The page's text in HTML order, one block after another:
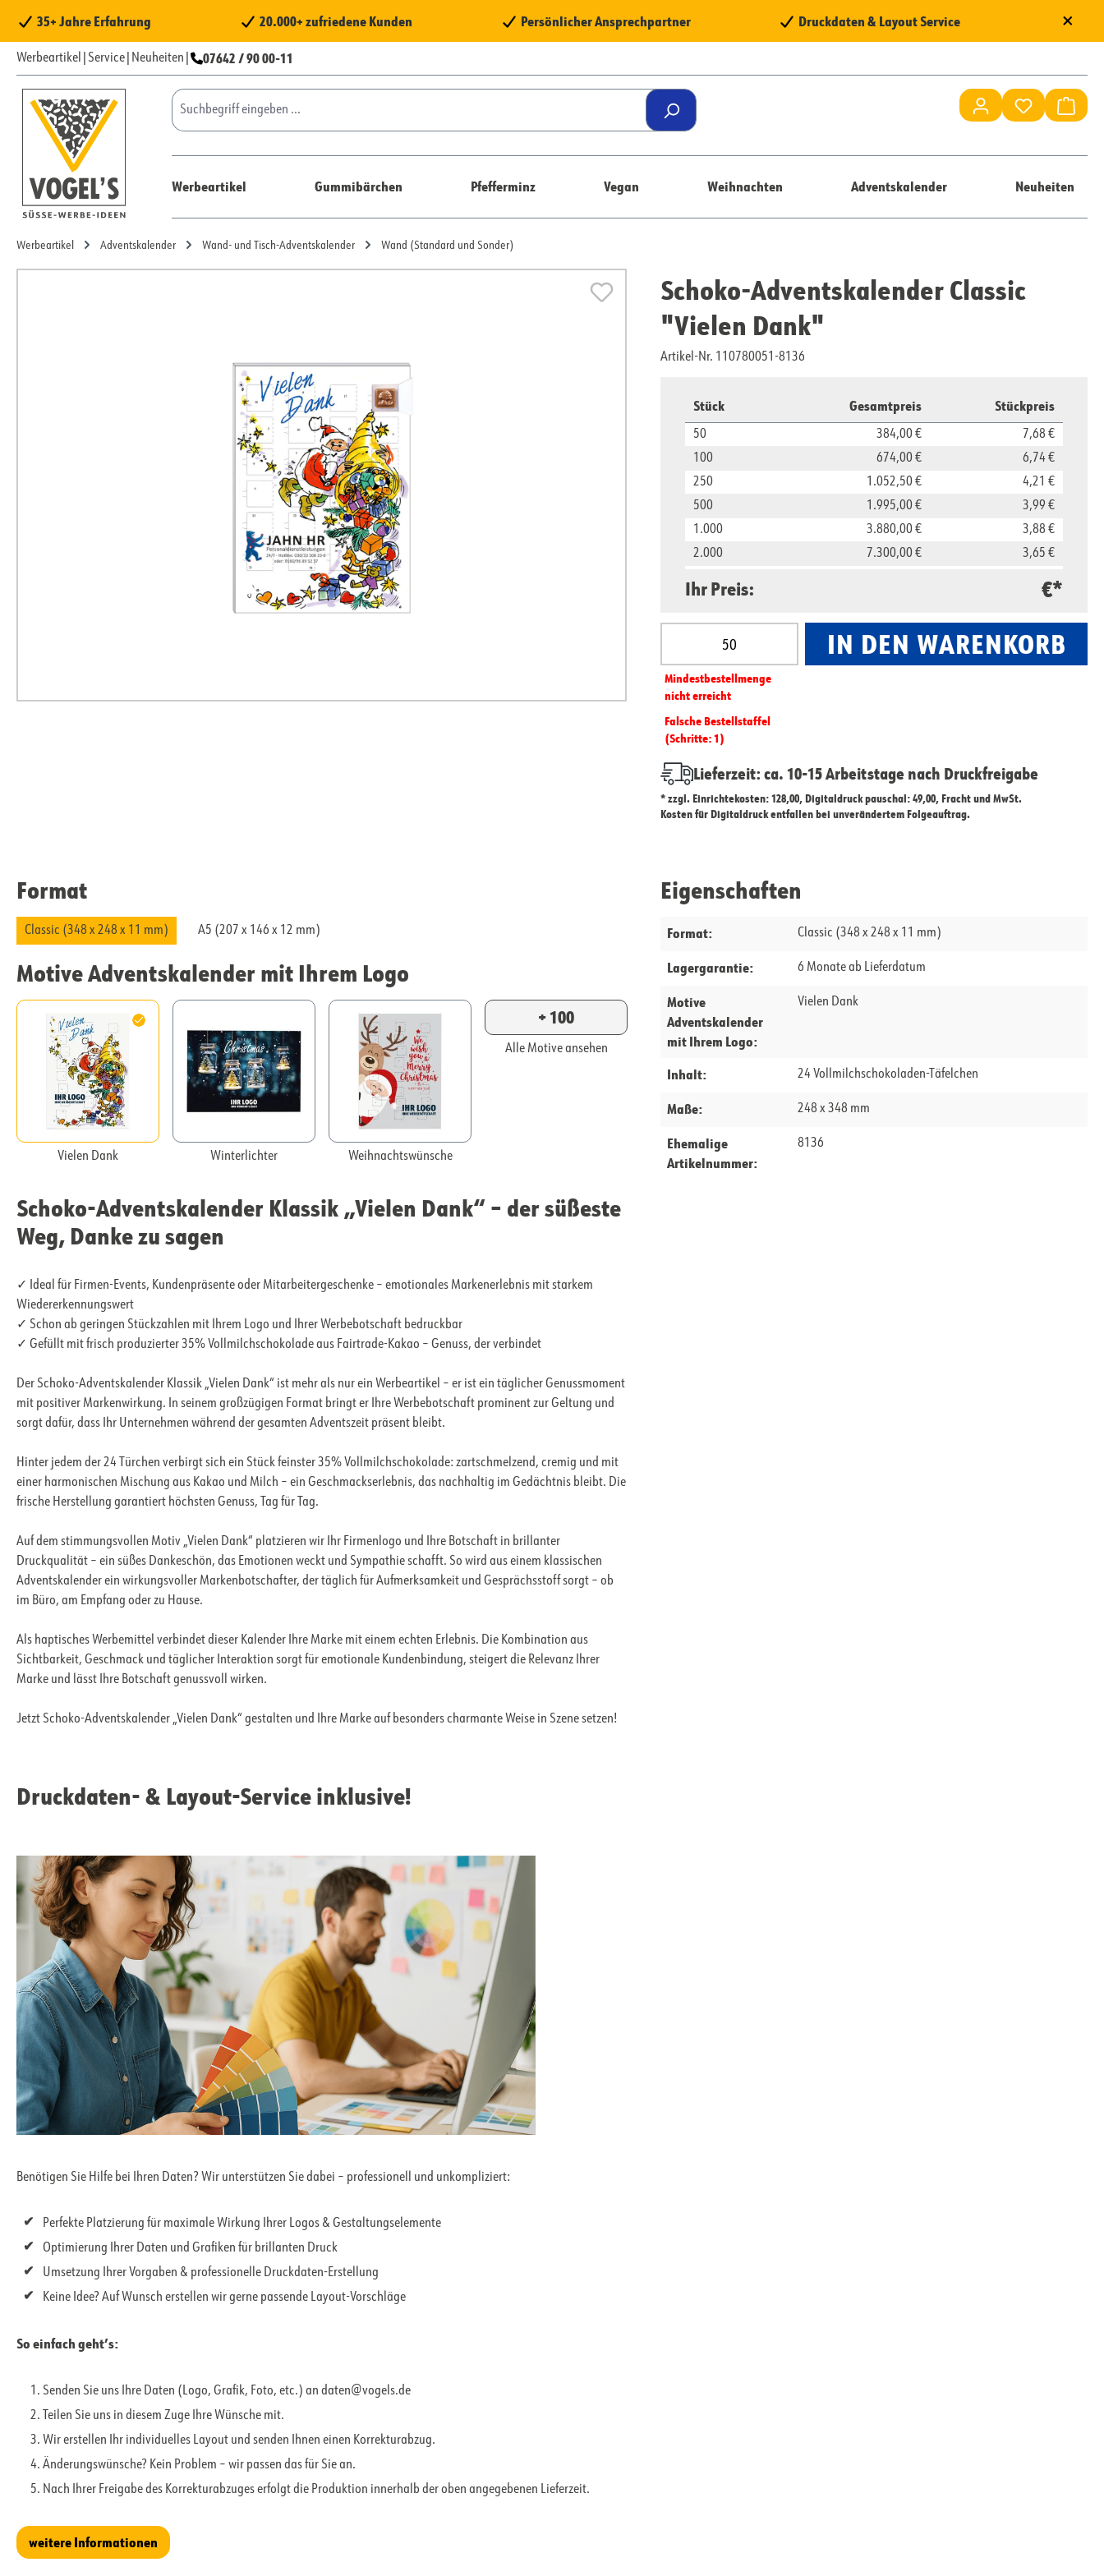
Hauptinhalt springen
Zur Suche springen
Zur Hauptnavigation springen
35+ Jahre Erfahrung 20.000+ zufriedene Kunden Persönlicher Ansprechpartner Druckdaten & Layout Service ×
Werbeartikel Service Neuheiten 07642 / 90 00-11
Du hast 0
Werbeartikel Gummibärchen Pfefferminz Vegan Weihnachten Adventskalender Neuheiten
Werbeartikel Adventskalender Wand- und Tisch-Adventskalender Wand (Standard und Sonder)
Schoko-Adventskalender Classic
"Vielen Dank"
Artikel-Nr. 110780051-8136
Stück Gesamtpreis Stückpreis
50 384,00 €
7,68 €
100
674,00 €
6,74 €
250
1.052,50 €
4,21 €
500
1.995,00 €
3,99 €
1.000
3.880,00 €
3,88 €
2.000
7.300,00 €
3,65 €
2,98 €
Ihr Preis: €*
Produkt Anzahl: Gib den gewünschten Wert ein oder
Mindest­­bestell­­menge
nicht erreicht
Falsche Bestellstaffel
(Schritte: 1)
IN DEN WARENKORB
Lieferzeit: ca. 10-15 Arbeitstage nach Druckfreigabe
* zzgl. Einrichtekosten: 128,00, Digitaldruck pauschal: 49,00, Fracht und MwSt.
Kosten für Digitaldruck entfallen bei unverändertem Folgeauftrag.
Format
Classic (348 x 248 x 11 mm) A5 (207 x 146 x 12 mm)
Motive Adventskalender mit Ihrem Logo
Vielen Dank Winterlichter Weihnachtswünsche
+ 100
Alle Motive ansehen
Schoko-Adventskalender Klassik „Vielen Dank“ – der süßeste
Weg, Danke zu sagen
✓ Ideal für Firmen-Events, Kundenpräsente oder Mitarbeitergeschenke – emotionales Markenerlebnis mit starkem
Wiedererkennungswert
✓ Schon ab geringen Stückzahlen mit Ihrem Logo und Ihrer Werbebotschaft bedruckbar
✓ Gefüllt mit frisch produzierter 35% Vollmilchschokolade aus Fairtrade-Kakao – Genuss, der verbindet
Der Schoko-Adventskalender Klassik „Vielen Dank“ ist mehr als nur ein Werbeartikel – er ist ein täglicher Genussmoment
mit positiver Markenwirkung. In seinem großzügigen Format bringt er Ihre Werbebotschaft prominent zur Geltung und
sorgt dafür, dass Ihr Unternehmen während der gesamten Adventszeit präsent bleibt.
Hinter jedem der 24 Türchen verbirgt sich ein Stück feinster 35% Vollmilchschokolade: zartschmelzend, cremig und mit
einer harmonischen Mischung aus Kakao und Milch – ein Geschmackserlebnis, das nachhaltig im Gedächtnis bleibt. Die
frische Herstellung garantiert höchsten Genuss, Tag für Tag.
Auf dem stimmungsvollen Motiv „Vielen Dank“ platzieren wir Ihr Firmenlogo und Ihre Botschaft in brillanter
Druckqualität – ein süßes Dankeschön, das Emotionen weckt und Sympathie schafft. So wird aus einem klassischen
Adventskalender ein wirkungsvoller Markenbotschafter, der täglich für Aufmerksamkeit und Gesprächsstoff sorgt – ob
im Büro, am Empfang oder zu Hause.
Als haptisches Werbemittel verbindet dieser Kalender Ihre Marke mit einem echten Erlebnis. Die Kombination aus
Sichtbarkeit, Geschmack und täglicher Interaktion sorgt für emotionale Kundenbindung, steigert die Relevanz Ihrer
Marke und lässt Ihre Botschaft genussvoll wirken.
Jetzt Schoko-Adventskalender „Vielen Dank“ gestalten und Ihre Marke auf besonders charmante Weise in Szene setzen!
Eigenschaften
Format: Classic (348 x 248 x 11 mm)
Lagergarantie: 6 Monate ab Lieferdatum
Motive
Adventskalender
mit Ihrem Logo:
Vielen Dank
Inhalt: 24 Vollmilchschokoladen-Täfelchen
Maße: 248 x 348 mm
Ehemalige
Artikelnummer:
8136
Druckdaten- & Layout-Service inklusive!
Benötigen Sie Hilfe bei Ihren Daten? Wir unterstützen Sie dabei – professionell und unkompliziert:
Perfekte Platzierung für maximale Wirkung Ihrer Logos & Gestaltungselemente
Optimierung Ihrer Daten und Grafiken für brillanten Druck
Umsetzung Ihrer Vorgaben & professionelle Druckdaten-Erstellung
Keine Idee? Auf Wunsch erstellen wir gerne passende Layout-Vorschläge
So einfach geht’s:
Senden Sie uns Ihre Daten (Logo, Grafik, Foto, etc.) an daten@vogels.de
Teilen Sie uns in diesem Zuge Ihre Wünsche mit.
Wir erstellen Ihr individuelles Layout und senden Ihnen einen Korrekturabzug.
Änderungswünsche? Kein Problem – wir passen das für Sie an.
Nach Ihrer Freigabe des Korrekturabzuges erfolgt die Produktion innerhalb der oben angegebenen Lieferzeit.
weitere Informationen